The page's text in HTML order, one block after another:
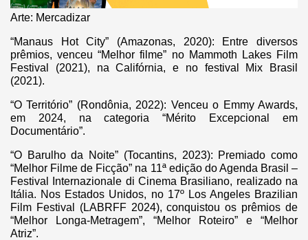
Arte: Mercadizar
“Manaus Hot City” (Amazonas, 2020): Entre diversos
prêmios, venceu “Melhor filme” no Mammoth Lakes Film
Festival (2021), na Califórnia, e no festival Mix Brasil
(2021).
“O Território” (Rondônia, 2022): Venceu o Emmy Awards,
em 2024, na categoria “Mérito Excepcional em
Documentário”.
“O Barulho da Noite” (Tocantins, 2023): Premiado como
“Melhor Filme de Ficção” na 11ª edição do Agenda Brasil –
Festival Internazionale di Cinema Brasiliano, realizado na
Itália. Nos Estados Unidos, no 17º Los Angeles Brazilian
Film Festival (LABRFF 2024), conquistou os prêmios de
“Melhor Longa-Metragem”, “Melhor Roteiro” e “Melhor
Atriz”.